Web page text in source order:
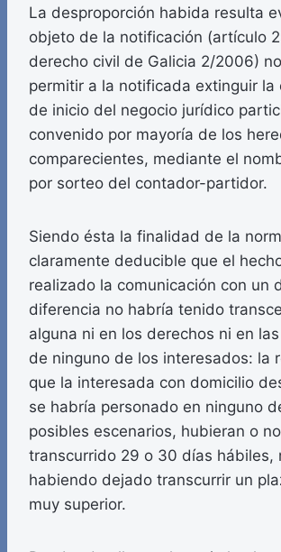
La desproporción habida resulta
objeto de la notificación (artículo
derecho civil de Galicia 2/2006)
permitir a la notificada extinguir la
de inicio del negocio jurídico
convenido por mayoría de los
comparecientes, mediante el
por sorteo del contador-partidor.
Siendo ésta la finalidad de la
claramente deducible que el
realizado la comunicación con un
diferencia no habría tenido
alguna ni en los derechos ni en
de ninguno de los interesados: la
que la interesada con domicilio
se habría personado en ninguno
posibles escenarios, hubieran o no
transcurrido 29 o 30 días hábiles,
habiendo dejado transcurrir un
muy superior.